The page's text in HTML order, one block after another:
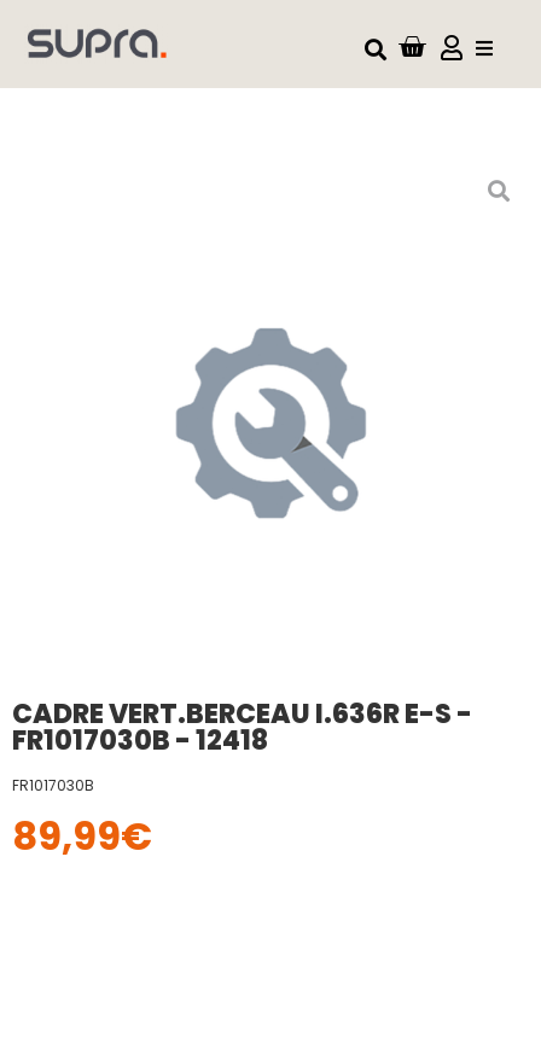
CADRE VERT.BERCEAU I.636R E-S -
FR1017030B - 12418
FR1017030B
89,99€